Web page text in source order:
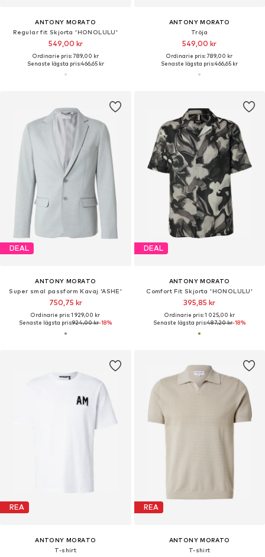
ANTONY MORATO
Regular fit Skjorta 'HONOLULU'
549,00 kr
Ordinarie pris: 789,00 kr
Senaste lägsta pris:466,65 kr
ANTONY MORATO
Tröja
549,00 kr
Ordinarie pris: 789,00 kr
Senaste lägsta pris:466,65 kr
DEAL
ANTONY MORATO
Super smal passform Kavaj 'ASHE'
750,75 kr
Ordinarie pris: 1 929,00 kr
Senaste lägsta pris:924,00 kr-18%
DEAL
ANTONY MORATO
Comfort Fit Skjorta 'HONOLULU'
395,85 kr
Ordinarie pris: 1 025,00 kr
Senaste lägsta pris:487,20 kr-18%
REA
ANTONY MORATO
T-shirt
REA
ANTONY MORATO
T-shirt